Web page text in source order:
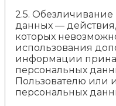
2.5.
данных — действия,
которых
использования
информации
персональных
Пользователю или
персональных